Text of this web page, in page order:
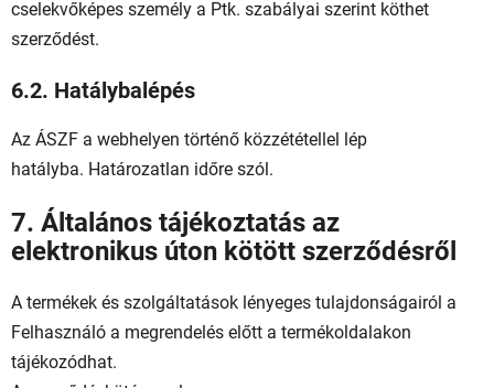
cselekvőképes személy a Ptk. szabályai szerint köthet
szerződést.
6.2. Hatálybalépés
Az ÁSZF a webhelyen történő közzététellel lép
hatályba. Határozatlan időre szól.
7. Általános tájékoztatás az
elektronikus úton kötött szerződésről
A termékek és szolgáltatások lényeges tulajdonságairól a
Felhasználó a megrendelés előtt a termékoldalakon
tájékozódhat.